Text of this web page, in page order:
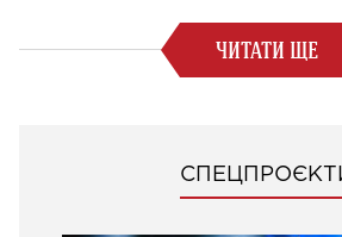
ЧИТАТИ ЩЕ